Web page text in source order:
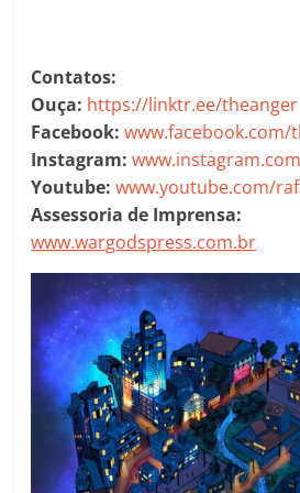
Contatos:
Ouça: https://linktr.ee/theanger
Facebook:www.facebook.com/
Instagram:
Youtube: www.youtube.com/
Assessoria de Imprensa:
www.wargodspress.com.br